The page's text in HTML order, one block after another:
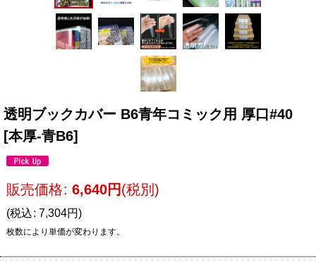
透明ブックカバー B6青年コミック用 厚口#40
[本厚-青B6]
販売価格: 6,640円(税別)
(税込: 7,304円)
枚数により単価が変わります。